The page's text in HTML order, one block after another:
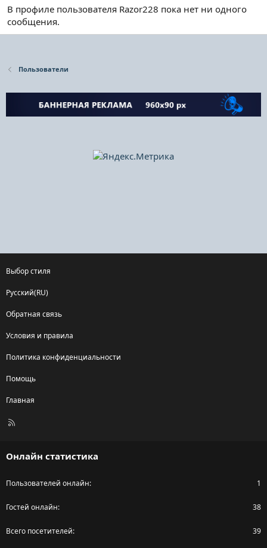
В профиле пользователя Razor228 пока нет ни одного
сообщения.
Пользователи
Выбор стиля
Русский(RU)
Обратная связь
Условия и правила
Политика конфиденциальности
Помощь
Главная
R
Онлайн статистика
Пользователей онлайн 1
Гостей онлайн 38
Всего посетителей 39